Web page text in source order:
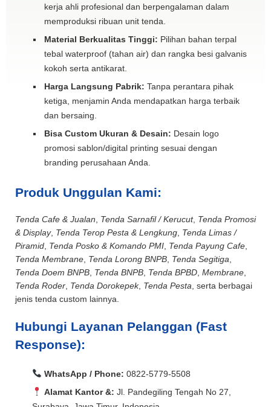
kerja ahli profesional dan berpengalaman dalam
memproduksi ribuan unit tenda.
Material Berkualitas Tinggi: Pilihan bahan terpal
tebal waterproof (tahan air) dan rangka besi galvanis
kokoh serta antikarat.
Harga Langsung Pabrik: Tanpa perantara pihak
ketiga, menjamin Anda mendapatkan harga terbaik
dan bersaing.
Bisa Custom Ukuran & Desain: Desain logo
promosi sablon/digital printing sesuai dengan
branding perusahaan Anda.
Produk Unggulan Kami:
Tenda Cafe & Jualan Tenda Sarnafil / Kerucut, Tenda Promosi
& Display, Tenda Terop Pesta & Lengkung Tenda Limas /
Piramid Tenda Posko & Komando PMI Tenda Payung Cafe
Tenda Membrane Tenda Lorong BNPB Tenda Segitiga
Tenda Doem BNPB Tenda BNPB Tenda BPBD Membrane
Tenda Roder Tenda Dorokepek, Tenda Pesta , serta berbagai
jenis tenda custom lainnya.
Hubungi Layanan Pelanggan (Fast
Response):
WhatsApp / Phone: 0822-5779-5508
Alamat Kantor &: Jl. Pandegiling Tengah No 27,